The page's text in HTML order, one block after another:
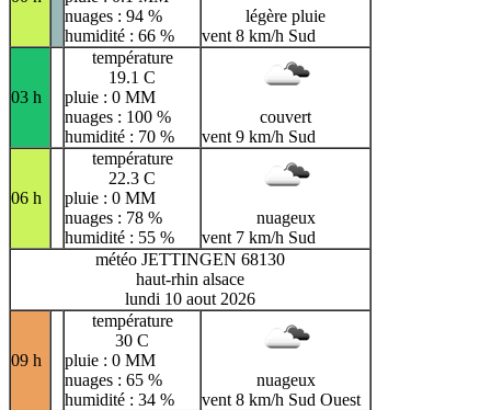
nuages : 94 %
humidité : 66 %
légère pluie
vent 8 km/h Sud
03 h
température
19.1 C
pluie : 0 MM
nuages : 100 %
humidité : 70 %
couvert
vent 9 km/h Sud
06 h
température
22.3 C
pluie : 0 MM
nuages : 78 %
humidité : 55 %
nuageux
vent 7 km/h Sud
météo JETTINGEN 68130
haut-rhin alsace
lundi 10 aout 2026
09 h
température
30 C
pluie : 0 MM
nuages : 65 %
humidité : 34 %
nuageux
vent 8 km/h Sud Ouest